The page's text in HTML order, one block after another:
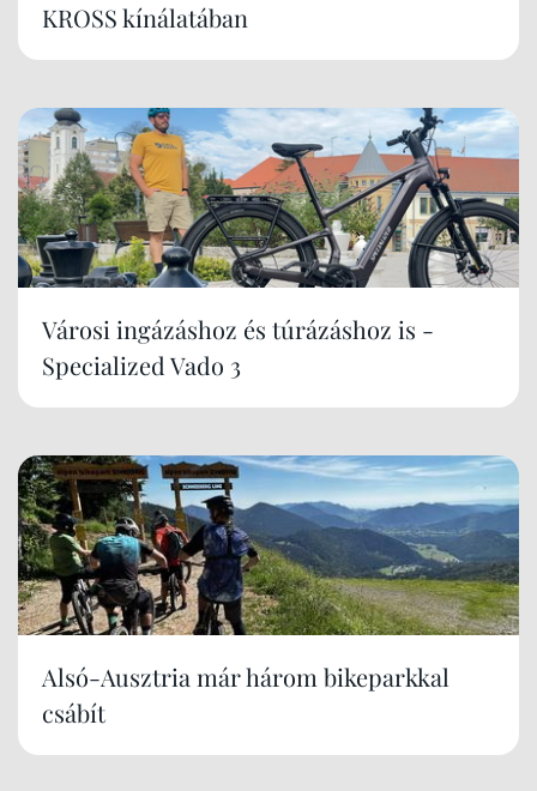
KROSS kínálatában
Városi ingázáshoz és túrázáshoz is -
Specialized Vado 3
Alsó-Ausztria már három bikeparkkal
csábít